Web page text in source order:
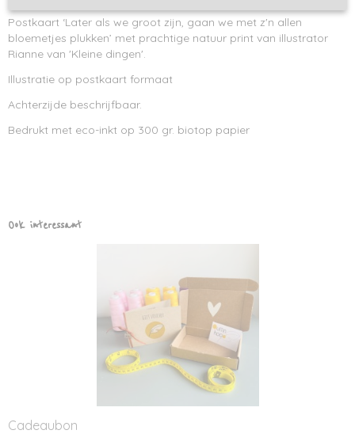
Postkaart ‘Later als we groot zijn, gaan we met z'n allen
bloemetjes plukken’ met prachtige natuur print van illustrator
Rianne van 'Kleine dingen'.
Illustratie op postkaart formaat
Achterzijde beschrijfbaar.
Bedrukt met eco-inkt op 300 gr. biotop papier
Ook interessant
Cadeaubon